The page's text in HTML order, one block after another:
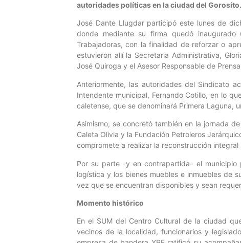
autoridades políticas en la ciudad del Gorosito.
José Dante Llugdar participó este lunes de
donde mediante su firma quedó
Trabajadoras, con la finalidad de reforzar o
estuvieron allí la Secretaria Administrativa,
José Quiroga y el Asesor Responsable de
Anteriormente, las autoridades del Sindicato
Intendente municipal, Fernando Cotillo, en lo
caletense, que se denominará Primera Laguna,
Asimismo, se concretó también en la jornada
Caleta Olivia y la Fundación Petroleros
compromete a realizar la reconstrucción
Por su parte -y en contrapartida- el
logística y los bienes muebles e inmuebles de
vez que se encuentran disponibles y sean
Momento histórico
En el SUM del Centro Cultural de la ciudad
vecinos de la localidad, funcionarios y